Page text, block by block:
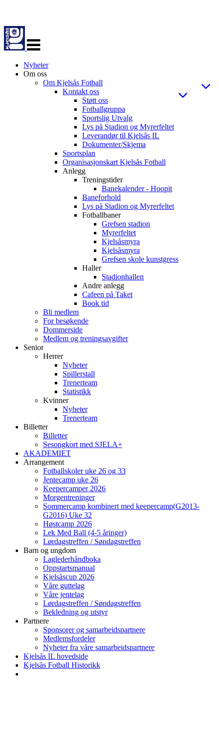
navigasjon
Nyheter
Om oss
Om Kjelsås Fotball
Kontakt oss
Støtt oss
Fotballgruppa
Sportslig Utvalg
Lys på Stadion og Myrerfeltet
Leverandør til Kjelsås IL
Dokumenter/Skjema
Sportsplan
Organisasjonskart Kjelsås Fotball
Anlegg
Treningstider
Banekalender - Hoopit
Baneforhold
Lys på Stadion og Myrerfeltet
Fotballbaner
Grefsen stadion
Myrerfeltet
Kjelsåsmyra
Kjelsåsmyra
Grefsen skole kunstgress
Haller
Stadionhallen
Andre anlegg
Cafeen på Taket
Book tid
Bli medlem
For besøkende
Dommerside
Medlem og treningsavgifter
Senior
Herrer
Nyheter
Spillerstall
Trenerteam
Statistikk
Kvinner
Nyheter
Trenerteam
Billetter
Billetter
Sesongkort med SJELA+
AKADEMIET
Arrangement
Fotballskoler uke 26 og 33
Jentecamp uke 26
Keepercamper 2026
Morgentreninger
Sommercamp kombinert med keepercamp(G2013-
G2016) Uke 32
Høstcamp 2026
Lek Med Ball (4-5 åringer)
Lørdagstreffen / Søndagstreffen
Barn og ungdom
Laglederhåndboka
Oppstartsmanual
Kjelsåscup 2026
Våre guttelag
Våre jentelag
Lørdagstreffen / Søndagstreffen
Bekledning og utstyr
Partnere
Sponsorer og samarbeidspartnere
Medlemsfordeler
Nyheter fra våre samarbeidspartnere
Kjelsås IL hovedside
Kjelsås Fotball Historikk